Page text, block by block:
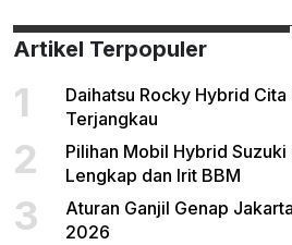
Artikel Terpopuler
1
Daihatsu Rocky Hybrid
Terjangkau
2
Pilihan Mobil Hybrid
Lengkap dan Irit BBM
3
Aturan Ganjil Genap
2026